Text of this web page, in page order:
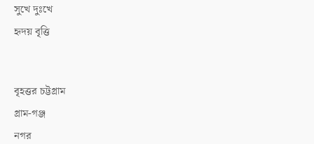
সুখে দুঃখে
হৃদয় বৃত্তি
বৃহত্তর চট্টগ্রাম
গ্রাম-গঞ্জ
নগর